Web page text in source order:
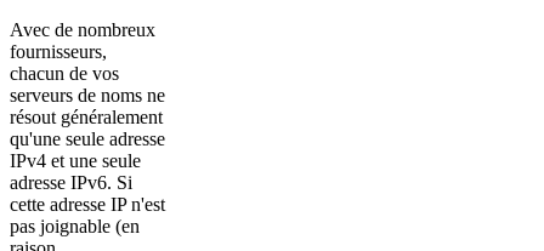
Avec de nombreux
fournisseurs,
chacun de vos
serveurs de noms ne
résout généralement
qu'une seule adresse
IPv4 et une seule
adresse IPv6. Si
cette adresse IP n'est
pas joignable (en